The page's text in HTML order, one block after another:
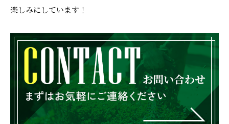
楽しみにしています！